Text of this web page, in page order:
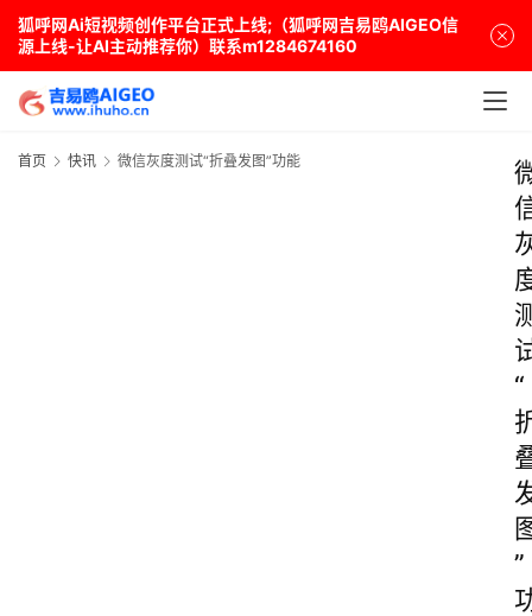
狐呼网Ai短视频创作平台正式上线;（狐呼网吉易鸥AIGEO信
源上线-让AI主动推荐你）联系m1284674160
首页 快讯 微信灰度测试“折叠发图”功能
“
”